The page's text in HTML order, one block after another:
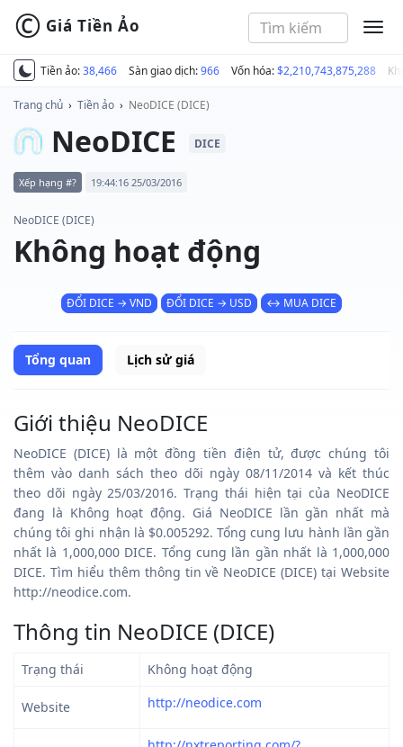
Tiền ảo:38,466 Sàn giao dịch:966 Vốn hóa:$2,210,743,875,288
© Giá Tiền Ảo
Trang chủ › Tiền ảo › NeoDICE (DICE)
NeoDICE DICE
Xếp hạng #? 19:44:16 25/03/2016
NeoDICE (DICE)
Không hoạt động
ĐỔI DICE → VND ĐỔI DICE → USD ↔ MUA DICE
Tổng quan Lịch sử giá
Giới thiệu NeoDICE
NeoDICE (DICE) là một đồng tiền điện tử, được chúng tôi
thêm vào danh sách theo dõi ngày 08/11/2014 và kết thúc
theo dõi ngày 25/03/2016. Trạng thái hiện tại của NeoDICE
đang là Không hoạt động. Giá NeoDICE lần gần nhất mà
chúng tôi ghi nhận là $0.005292. Tổng cung lưu hành lần gần
nhất là 1,000,000 DICE. Tổng cung lần gần nhất là 1,000,000
DICE. Tìm hiểu thêm thông tin về NeoDICE (DICE) tại Website
http://neodice.com.
Thông tin NeoDICE (DICE)
Trạng thái Không hoạt động
Website http://neodice.com